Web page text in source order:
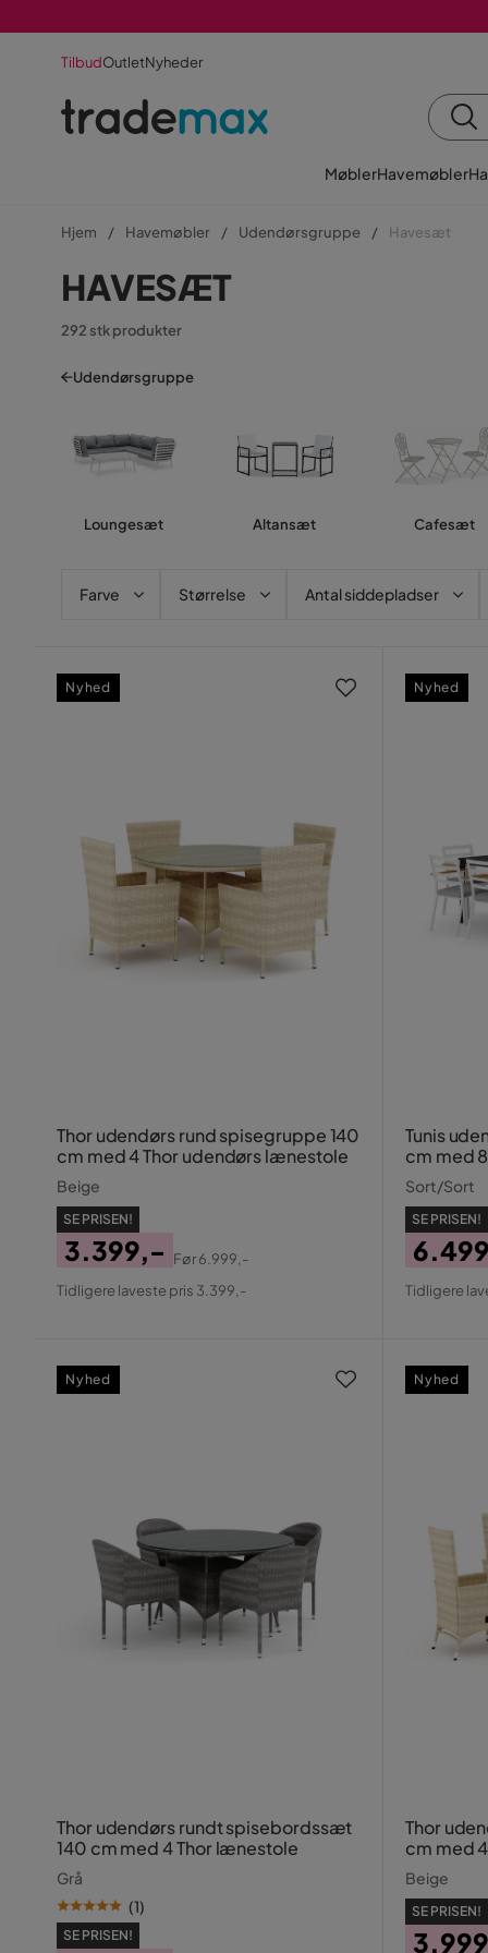
TilbudOutletNyheder
MøblerHavemøbler
Hjem Havemøbler Udendørsgruppe Havesæt
HAVESÆT
292 stk produkter
Udendørsgruppe
Loungesæt Altansæt Cafesæt
Farve Størrelse Antal siddepladser
Thor udendørs rund spisegruppe 140
cm med 4 Thor udendørs lænestole
Beige
SE PRISEN!
Pris
3.399,-
Original
Før6.999,-
Tidligere laveste pris 3.399,-
Nyhed
Tunis
cm med
hynde
Sort/Sort
SE PRISEN!
Pris
Tidligere
Nyhed
Thor udendørs rundt spisebordssæt
140 cm med 4 Thor lænestole
Grå
(1)
SE PRISEN!
Nyhed
Thor
cm med
Beige
SE PRISEN!
Nyhed